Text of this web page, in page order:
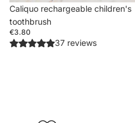
Caliquo rechargeable children's
toothbrush
€3.80
37 reviews